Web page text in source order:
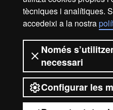
tècniques i analítiques.
accedeixi a la nostra
Només
necessari
Configurar les
la UAB a la butxaca.
Els llibres, manuals i
corresponent.
2026